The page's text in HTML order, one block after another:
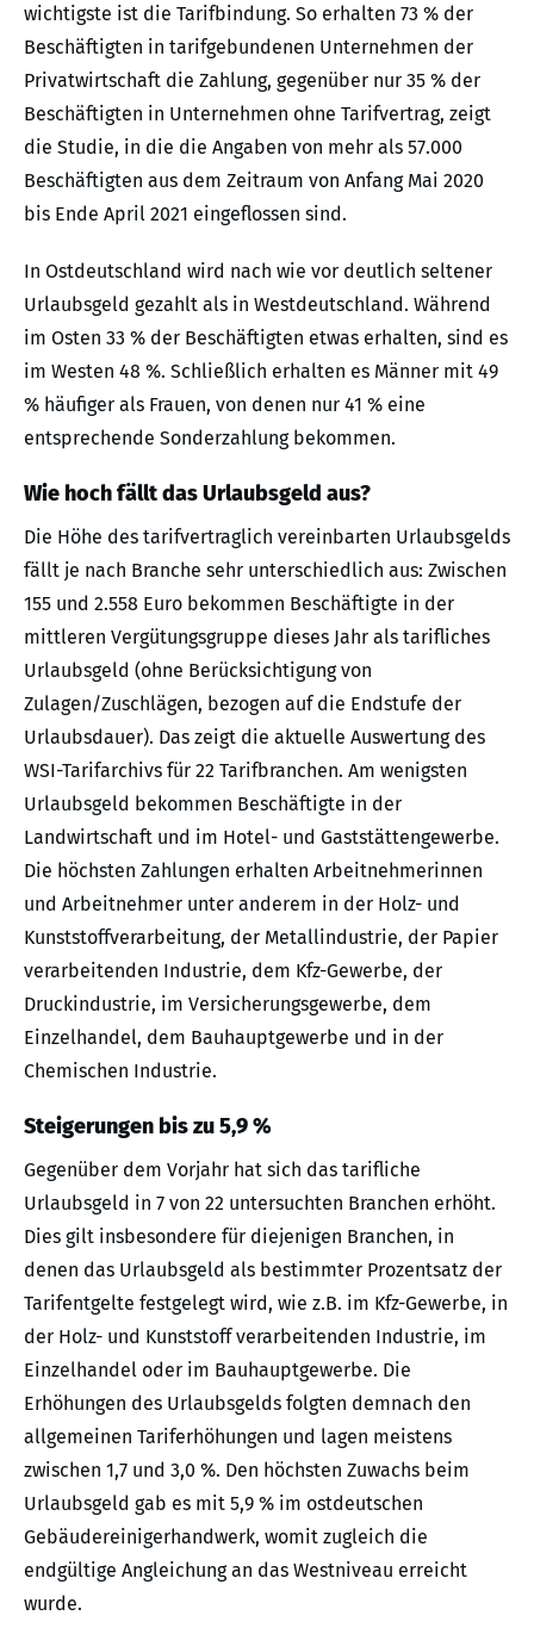
wichtigste ist die Tarifbindung. So erhalten 73 % der
Beschäftigten in tarifgebundenen Unternehmen der
Privatwirtschaft die Zahlung, gegenüber nur 35 % der
Beschäftigten in Unternehmen ohne Tarifvertrag, zeigt
die Studie, in die die Angaben von mehr als 57.000
Beschäftigten aus dem Zeitraum von Anfang Mai 2020
bis Ende April 2021 eingeflossen sind.
In Ostdeutschland wird nach wie vor deutlich seltener
Urlaubsgeld gezahlt als in Westdeutschland. Während
im Osten 33 % der Beschäftigten etwas erhalten, sind es
im Westen 48 %. Schließlich erhalten es Männer mit 49
% häufiger als Frauen, von denen nur 41 % eine
entsprechende Sonderzahlung bekommen.
Wie hoch fällt das Urlaubsgeld aus?
Die Höhe des tarifvertraglich vereinbarten Urlaubsgelds
fällt je nach Branche sehr unterschiedlich aus: Zwischen
155 und 2.558 Euro bekommen Beschäftigte in der
mittleren Vergütungsgruppe dieses Jahr als tarifliches
Urlaubsgeld (ohne Berücksichtigung von
Zulagen/Zuschlägen, bezogen auf die Endstufe der
Urlaubsdauer). Das zeigt die aktuelle Auswertung des
WSI-Tarifarchivs für 22 Tarifbranchen. Am wenigsten
Urlaubsgeld bekommen Beschäftigte in der
Landwirtschaft und im Hotel- und Gaststättengewerbe.
Die höchsten Zahlungen erhalten Arbeitnehmerinnen
und Arbeitnehmer unter anderem in der Holz- und
Kunststoffverarbeitung, der Metallindustrie, der Papier
verarbeitenden Industrie, dem Kfz-Gewerbe, der
Druckindustrie, im Versicherungsgewerbe, dem
Einzelhandel, dem Bauhauptgewerbe und in der
Chemischen Industrie.
Steigerungen bis zu 5,9 %
Gegenüber dem Vorjahr hat sich das tarifliche
Urlaubsgeld in 7 von 22 untersuchten Branchen erhöht.
Dies gilt insbesondere für diejenigen Branchen, in
denen das Urlaubsgeld als bestimmter Prozentsatz der
Tarifentgelte festgelegt wird, wie z.B. im Kfz-Gewerbe, in
der Holz- und Kunststoff verarbeitenden Industrie, im
Einzelhandel oder im Bauhauptgewerbe. Die
Erhöhungen des Urlaubsgelds folgten demnach den
allgemeinen Tariferhöhungen und lagen meistens
zwischen 1,7 und 3,0 %. Den höchsten Zuwachs beim
Urlaubsgeld gab es mit 5,9 % im ostdeutschen
Gebäudereinigerhandwerk, womit zugleich die
endgültige Angleichung an das Westniveau erreicht
wurde.